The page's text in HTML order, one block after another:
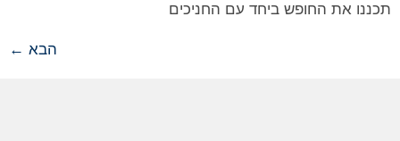
תכננו את החופש ביחד עם החניכים
הבא ←